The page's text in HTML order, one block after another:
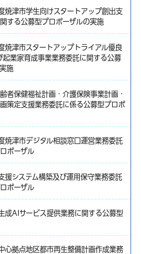
焼津市学生向けスタートアップ創出支
する公募型プロポーザルの実施
焼津市スタートアップトライアル優良
起業家育成事業業務委託に関する公募
施
者保健福祉計画・介護保険事業計画・
策定支援業務委託に係る公募型プロポ
焼津市デジタル相談窓口運営業務委託
ポーザル
援システム構築及び運用保守業務委託
ポーザル
成AIサービス提供業務に関する公募型
心拠点地区都市再生整備計画作成業務